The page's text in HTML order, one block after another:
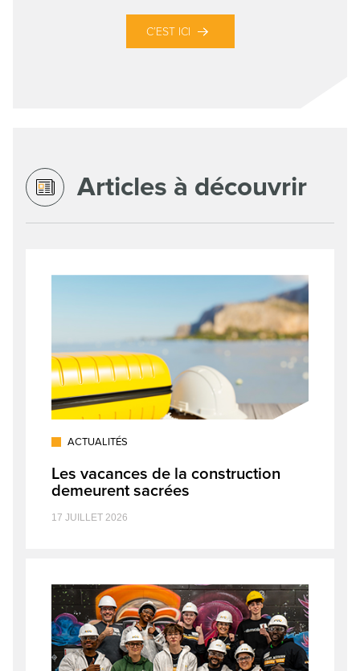
C’EST ICI
Articles à découvrir
ACTUALITÉS
Les vacances de la construction
demeurent sacrées
17 JUILLET 2026